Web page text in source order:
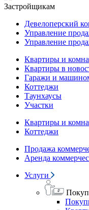
Застройщикам
Девелоперский
Управление
Управление
Квартиры и
Квартиры в
Гаражи и
Коттеджи
Таунхаусы
Участки
Квартиры и
Коттеджи
Продажа
Аренда
Услуги